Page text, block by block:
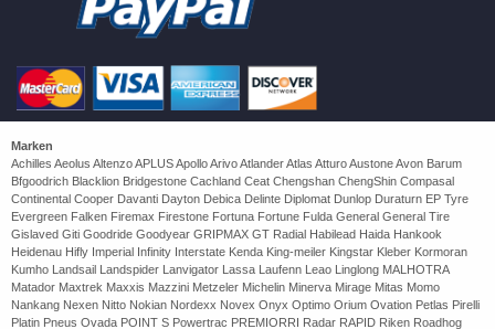
Marken
Achilles Aeolus Altenzo APLUS Apollo Arivo Atlander Atlas Atturo Austone Avon Barum
Bfgoodrich Blacklion Bridgestone Cachland Ceat Chengshan ChengShin Compasal
Continental Cooper Davanti Dayton Debica Delinte Diplomat Dunlop Duraturn EP Tyre
Evergreen Falken Firemax Firestone Fortuna Fortune Fulda General General Tire
Gislaved Giti Goodride Goodyear GRIPMAX GT Radial Habilead Haida Hankook
Heidenau Hifly Imperial Infinity Interstate Kenda King-meiler Kingstar Kleber Kormoran
Kumho Landsail Landspider Lanvigator Lassa Laufenn Leao Linglong MALHOTRA
Matador Maxtrek Maxxis Mazzini Metzeler Michelin Minerva Mirage Mitas Momo
Nankang Nexen Nitto Nokian Nordexx Novex Onyx Optimo Orium Ovation Petlas Pirelli
Platin Pneus Ovada POINT S Powertrac PREMIORRI Radar RAPID Riken Roadhog